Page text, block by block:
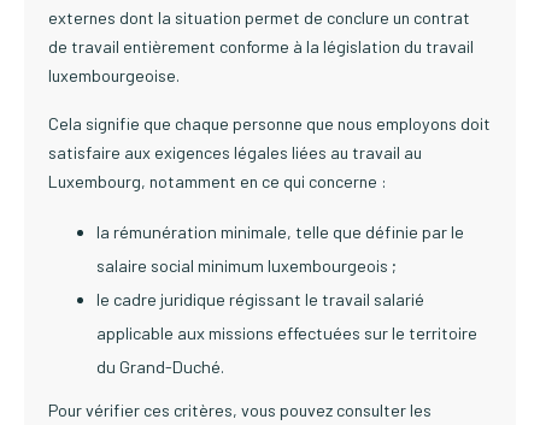
externes dont la situation permet de conclure un contrat
de travail entièrement conforme à la législation du travail
luxembourgeoise.
Cela signifie que chaque personne que nous employons doit
satisfaire aux exigences légales liées au travail au
Luxembourg, notamment en ce qui concerne :
la rémunération minimale, telle que définie par le
salaire social minimum luxembourgeois ;
le cadre juridique régissant le travail salarié
applicable aux missions effectuées sur le territoire
du Grand-Duché.
Pour vérifier ces critères, vous pouvez consulter les